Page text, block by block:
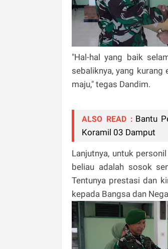
"Hal-hal yang baik
sebaliknya, yang
maju," tegas Dandim.
ALSO READ : Bantu
Koramil 03 Damput
Lanjutnya, untuk
beliau adalah sosok
Tentunya prestasi dan
kepada Bangsa dan